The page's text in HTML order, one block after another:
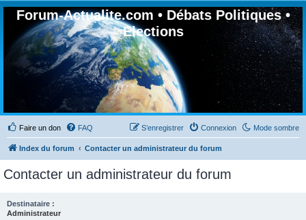
Forum-Actualite.com • Débats Politiques •
Elections
Faire un don Mode sombre
FAQ Connexion
S’enregistrer
Index du forum Contacter un administrateur du forum
Contacter un administrateur du forum
Destinataire :
Administrateur